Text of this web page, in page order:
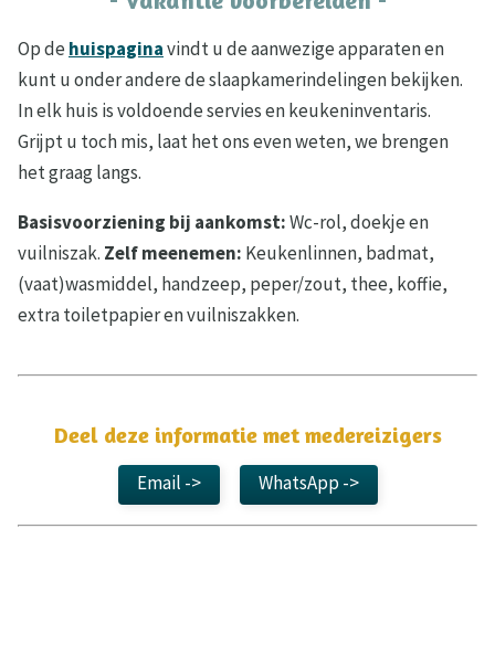
Op de huispaginavindt u de aanwezige apparaten en
kunt u onder andere de slaapkamerindelingen bekijken.
In elk huis is voldoende servies en keukeninventaris.
Grijpt u toch mis, laat het ons even weten, we brengen
het graag langs.
Basisvoorziening bij aankomst:Wc-rol, doekje en
vuilniszak. Zelf meenemen: Keukenlinnen, badmat,
(vaat)wasmiddel, handzeep, peper/zout, thee, koffie,
extra toiletpapier en vuilniszakken.
Deel deze informatie met medereizigers
Email -> WhatsApp ->